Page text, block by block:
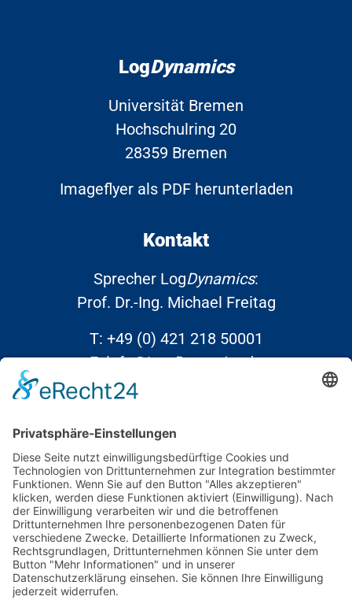
LogDynamics
Universität Bremen
Hochschulring 20
28359 Bremen
Imageflyer als PDF herunterladen
Kontakt
Sprecher LogDynamics:
Prof. Dr.-Ing. Michael Freitag
T: +49 (0) 421 218 50001
E:info@LogDynamics.de
Links
Kontakt
Datenschutz
Impressum
Barrierefreiheit
Social Media